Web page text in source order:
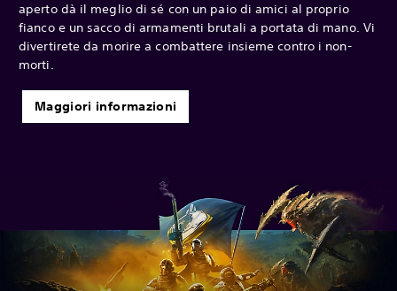
aperto dà il meglio di sé con un paio di amici al proprio
fianco e un sacco di armamenti brutali a portata di mano. Vi
divertirete da morire a combattere insieme contro i non-
morti.
Maggiori informazioni